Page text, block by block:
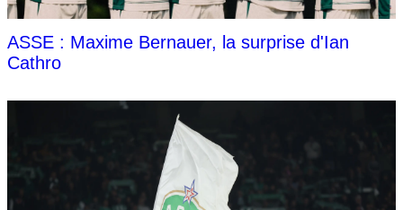
ASSE : Maxime Bernauer, la surprise d'Ian
Cathro